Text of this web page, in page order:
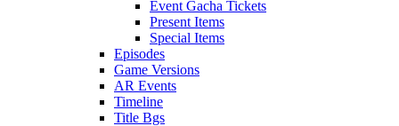
Event Gacha Tickets
Present Items
Special Items
Episodes
Game Versions
AR Events
Timeline
Title Bgs